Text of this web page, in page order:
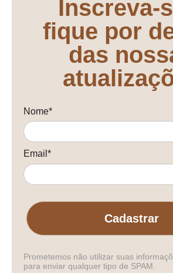
Inscreva-
fique por
das
Nome*
Email*
Cadastrar
Prometemos não utilizar suas
para enviar qualquer tipo de SPAM.